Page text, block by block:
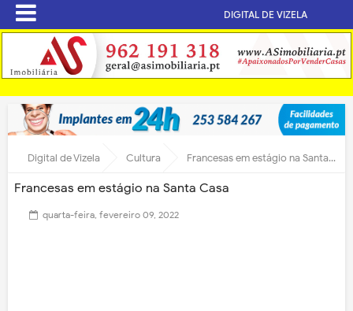
DIGITAL DE VIZELA
Digital de Vizela Cultura Francesas em estágio na Santa Casa
Francesas em estágio na Santa Casa
quarta-feira, fevereiro 09, 2022